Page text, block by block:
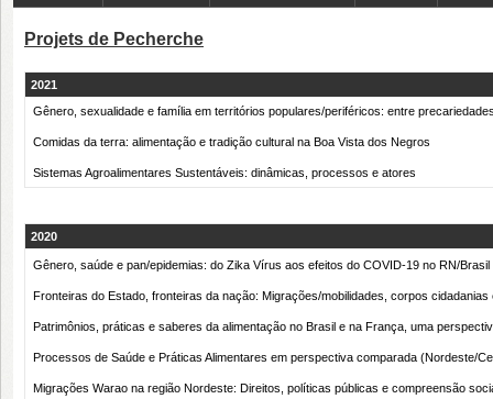
Projets de Pecherche
2021
Gênero, sexualidade e família em territórios populares/periféricos: entre
Comidas da terra: alimentação e tradição cultural na Boa Vista dos Negros
Sistemas Agroalimentares Sustentáveis: dinâmicas, processos e atores
2020
Gênero, saúde e pan/epidemias: do Zika Vírus aos efeitos do COVID-19 no RN/Brasil
Fronteiras do Estado, fronteiras da nação: Migrações/mobilidades, corpos cidadanias
Patrimônios, práticas e saberes da alimentação no Brasil e na França, uma
Processos de Saúde e Práticas Alimentares em perspectiva comparada (Nordeste/
Migrações Warao na região Nordeste: Direitos, políticas públicas e compreensão